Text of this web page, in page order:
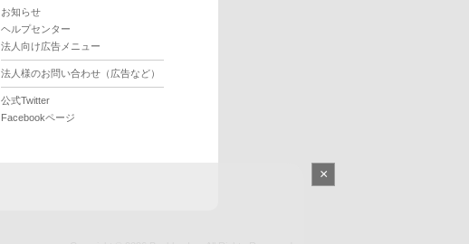
お知らせ
ヘルプセンター
法人向け広告メニュー
法人様のお問い合わせ（広告など）
公式Twitter
Facebookページ
×